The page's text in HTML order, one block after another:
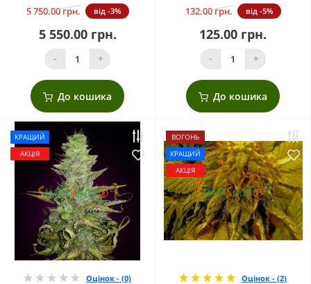
5 750.00 грн. від -3%
5 550.00 грн.
- +
До кошика
132.00 грн. від -5%
125.00 грн.
- +
До кошика
КРАЩИЙ
АКЦІЯ
Оцінок - (0)
ВОГОНЬ
КРАЩИЙ
АКЦІЯ
Оцінок - (2)